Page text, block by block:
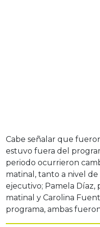
Cabe señalar que
estuvo fuera del
periodo ocurrieron
matinal, tanto a nivel
ejecutivo; Pamela Díaz,
matinal y Carolina
programa, ambas